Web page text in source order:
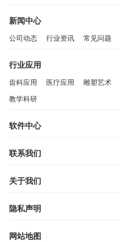
新闻中心
公司动态 行业资讯 常见问题
行业应用
齿科应用 医疗应用 雕塑艺术
教学科研
软件中心
联系我们
关于我们
隐私声明
网站地图